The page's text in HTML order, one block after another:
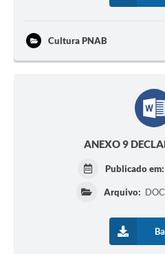
Cultura PNAB
ANEXO 9
Publicado em:
Arquivo: